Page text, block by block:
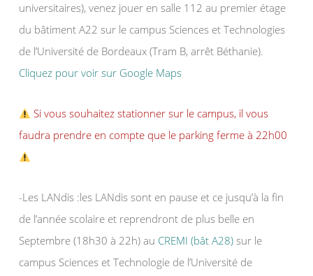
universitaires), venez jouer en salle 112 au premier étage
du bâtiment A22 sur le campus Sciences et Technologies
de l’Université de Bordeaux (Tram B, arrêt Béthanie).
Cliquez pour voir sur Google Maps
Si vous souhaitez stationner sur le campus, il vous
faudra prendre en compte que le parking ferme à 22h00
-Les LANdis :les LANdis sont en pause et ce jusqu’à la fin
de l’année scolaire et reprendront de plus belle en
Septembre (18h30 à 22h) au CREMI (bât A28) sur le
campus Sciences et Technologie de l’Université de